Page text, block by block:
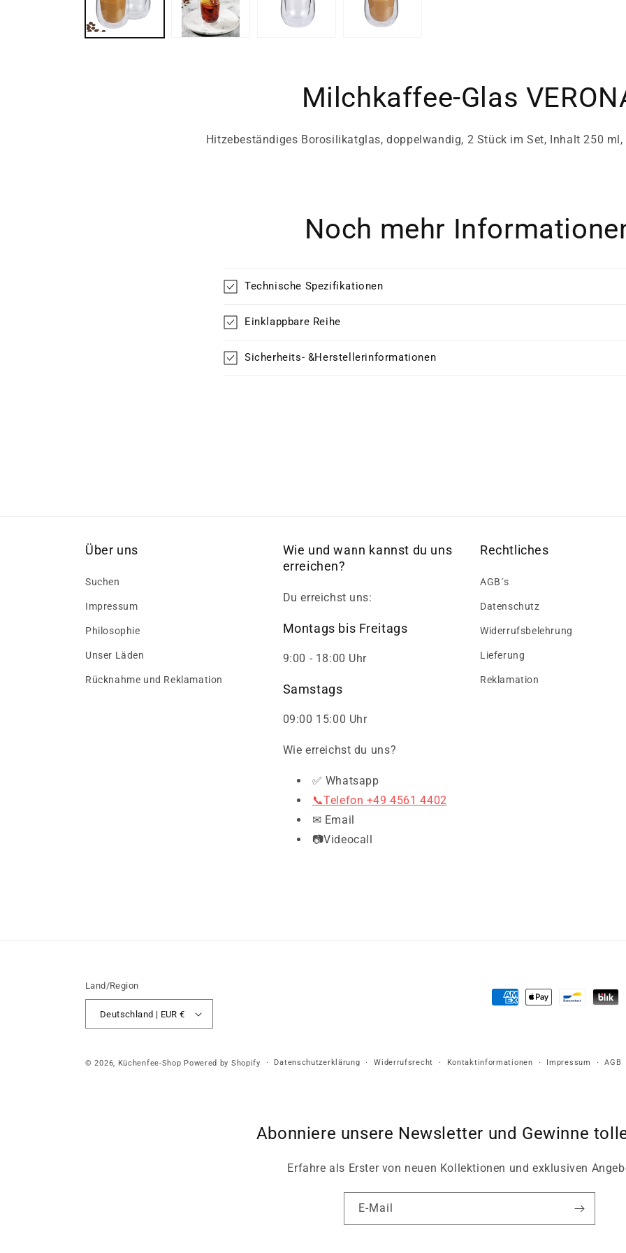
Milchkaffee-Glas
Hitzebeständiges Borosilikatglas, doppelwandig, 2 Stück im Set, Inhalt 250 ml,
Noch mehr
Technische Spezifikationen
Einklappbare Reihe
Sicherheits- &Herstellerinformationen
Über uns
Suchen
Impressum
Philosophie
Unser Läden
Rücknahme und Reklamation
Wie und wann kannst du uns
erreichen?
Du erreichst uns:
Montags bis Freitags
9:00 - 18:00 Uhr
Samstags
09:00 15:00 Uhr
Wie erreichst du uns?
✅ Whatsapp
📞Telefon +49 4561 4402
✉ Email
📷Videocall
Rechtliches
AGB´s
Datenschutz
Widerrufsbelehrung
Lieferung
Reklamation
Land/Region
Deutschland | EUR €
Zahlungsmethoden
© 2026, Küchenfee-Shop Powered by Shopify Datenschutzerklärung Widerrufsrecht Kontaktinformationen Impressum AGB
Abonniere unsere Newsletter und Gewinne
Erfahre als Erster von neuen Kollektionen und exklusiven
E-Mail